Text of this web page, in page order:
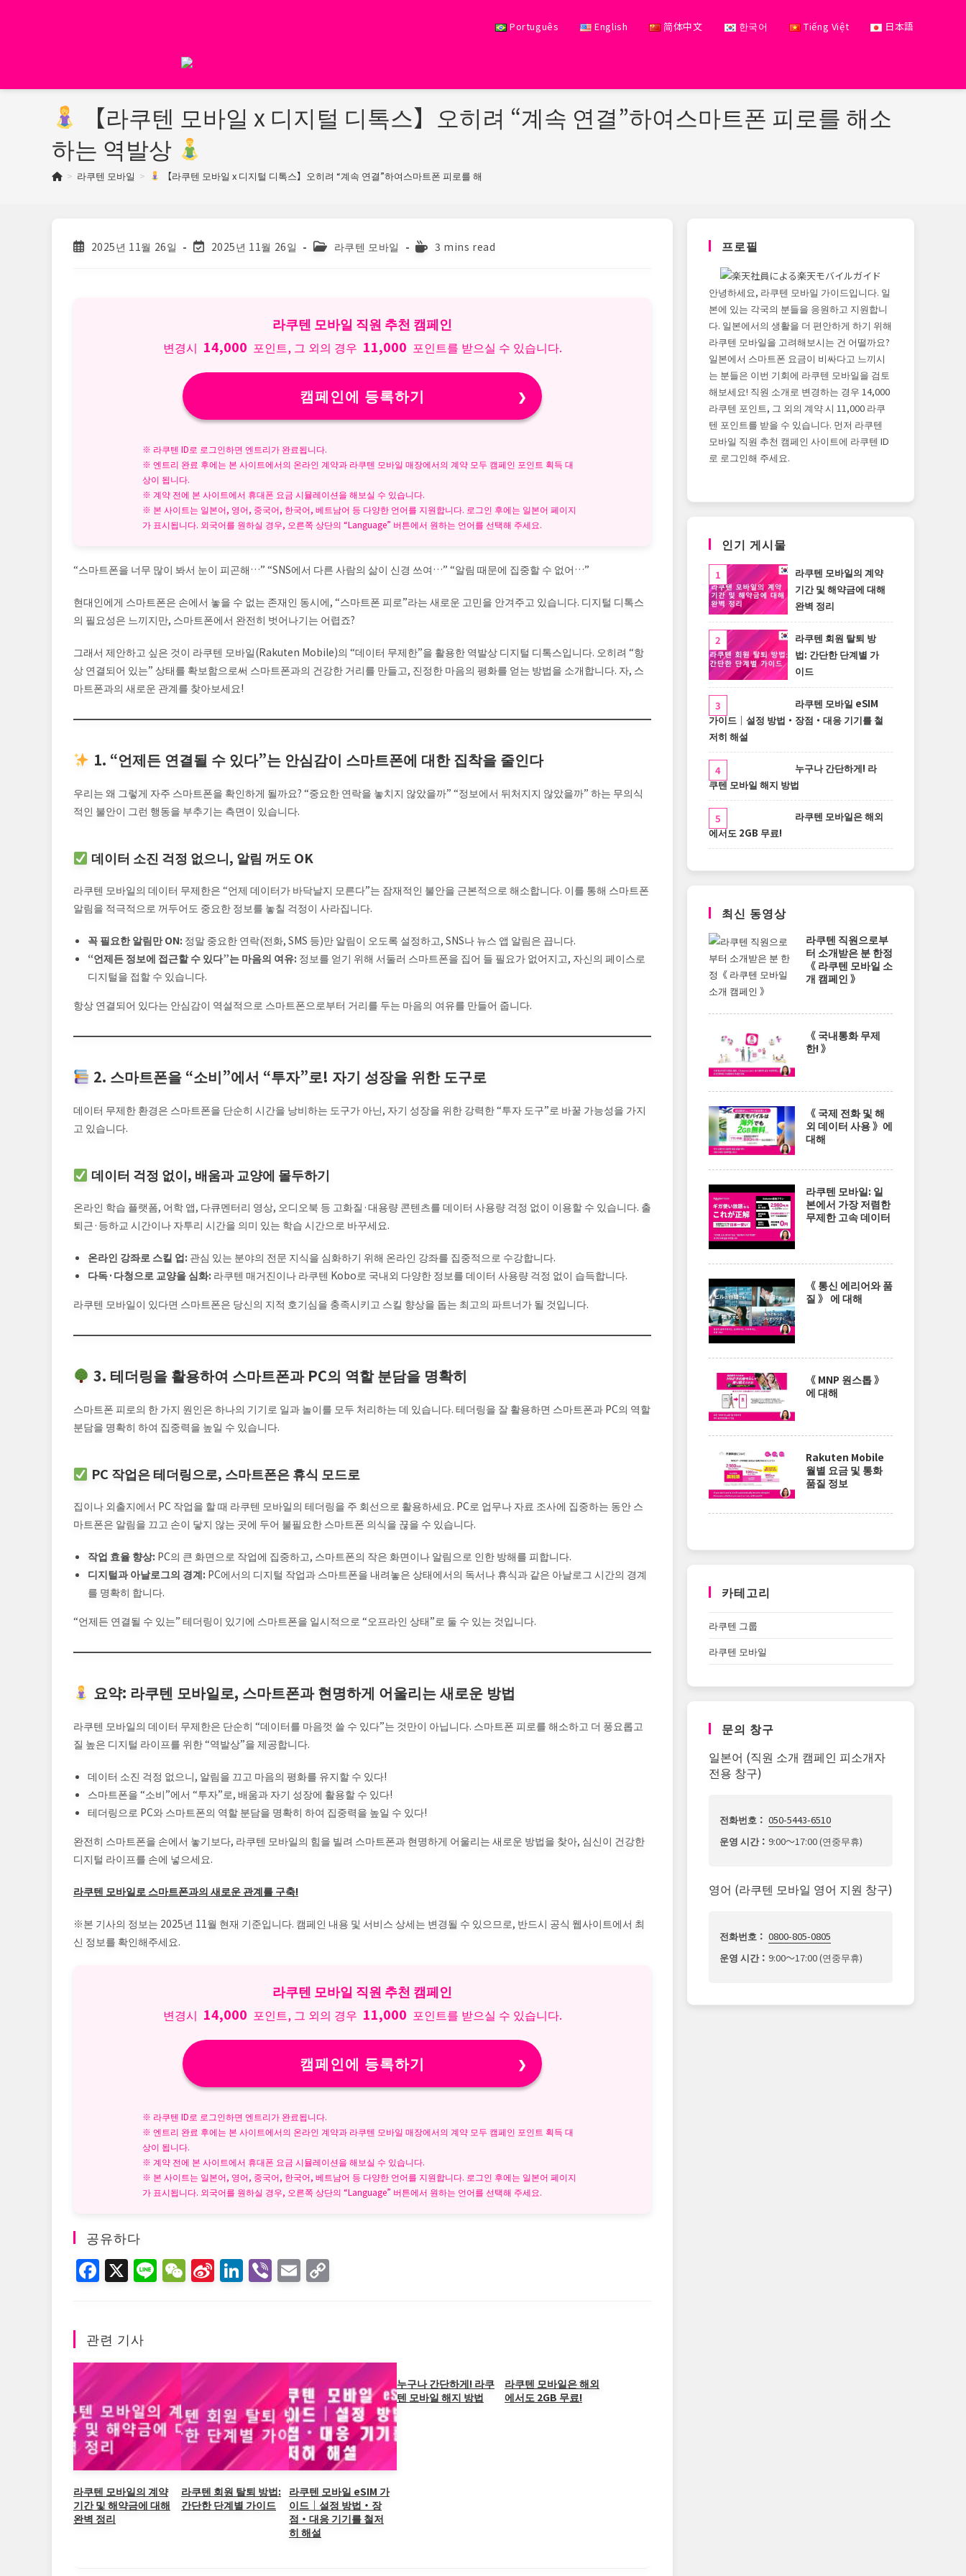
Português English 简体中文 한국어 Tiếng Việt 日本語
【라쿠텐 모바일 x 디지털 디톡스】오히려 “계속 연결”하여스마트폰 피로를 해소
하는 역발상
> 라쿠텐 모바일 > 【라쿠텐 모바일 x 디지털 디톡스】오히려 “계속 연결”하여스마트폰 피로를 해소하는 역발상
Post2025년 11월 26일
Post2025년 11월 26일
Post라쿠텐 모바일
Reading
3 mins read
라쿠텐 모바일 직원 추천 캠페인
변경시 14,000 포인트, 그 외의 경우 11,000 포인트를 받으실 수 있습니다.
캠페인에 등록하기
※ 라쿠텐 ID로 로그인하면 엔트리가 완료됩니다.
※ 엔트리 완료 후에는 본 사이트에서의 온라인 계약과 라쿠텐 모바일 매장에서의 계약 모두 캠페인 포인트 획득 대
상이 됩니다.
※ 계약 전에 본 사이트에서 휴대폰 요금 시뮬레이션을 해보실 수 있습니다.
※ 본 사이트는 일본어, 영어, 중국어, 한국어, 베트남어 등 다양한 언어를 지원합니다. 로그인 후에는 일본어 페이지
가 표시됩니다. 외국어를 원하실 경우, 오른쪽 상단의 “Language” 버튼에서 원하는 언어를 선택해 주세요.
“스마트폰을 너무 많이 봐서 눈이 피곤해…” “SNS에서 다른 사람의 삶이 신경 쓰여…” “알림 때문에 집중할 수 없어…”
현대인에게 스마트폰은 손에서 놓을 수 없는 존재인 동시에, “스마트폰 피로”라는 새로운 고민을 안겨주고 있습니다. 디지털 디톡스
의 필요성은 느끼지만, 스마트폰에서 완전히 벗어나기는 어렵죠?
그래서 제안하고 싶은 것이 라쿠텐 모바일(Rakuten Mobile)의 “데이터 무제한”을 활용한 역발상 디지털 디톡스입니다. 오히려 “항
상 연결되어 있는” 상태를 확보함으로써 스마트폰과의 건강한 거리를 만들고, 진정한 마음의 평화를 얻는 방법을 소개합니다. 자, 스
마트폰과의 새로운 관계를 찾아보세요!
1. “언제든 연결될 수 있다”는 안심감이 스마트폰에 대한 집착을 줄인다
우리는 왜 그렇게 자주 스마트폰을 확인하게 될까요? “중요한 연락을 놓치지 않았을까” “정보에서 뒤처지지 않았을까” 하는 무의식
적인 불안이 그런 행동을 부추기는 측면이 있습니다.
데이터 소진 걱정 없으니, 알림 꺼도 OK
라쿠텐 모바일의 데이터 무제한은 “언제 데이터가 바닥날지 모른다”는 잠재적인 불안을 근본적으로 해소합니다. 이를 통해 스마트폰
알림을 적극적으로 꺼두어도 중요한 정보를 놓칠 걱정이 사라집니다.
꼭 필요한 알림만 ON: 정말 중요한 연락(전화, SMS 등)만 알림이 오도록 설정하고, SNS나 뉴스 앱 알림은 끕니다.
“언제든 정보에 접근할 수 있다”는 마음의 여유: 정보를 얻기 위해 서둘러 스마트폰을 집어 들 필요가 없어지고, 자신의 페이스로
디지털을 접할 수 있습니다.
항상 연결되어 있다는 안심감이 역설적으로 스마트폰으로부터 거리를 두는 마음의 여유를 만들어 줍니다.
2. 스마트폰을 “소비”에서 “투자”로! 자기 성장을 위한 도구로
데이터 무제한 환경은 스마트폰을 단순히 시간을 낭비하는 도구가 아닌, 자기 성장을 위한 강력한 “투자 도구”로 바꿀 가능성을 가지
고 있습니다.
데이터 걱정 없이, 배움과 교양에 몰두하기
온라인 학습 플랫폼, 어학 앱, 다큐멘터리 영상, 오디오북 등 고화질·대용량 콘텐츠를 데이터 사용량 걱정 없이 이용할 수 있습니다. 출
퇴근·등하교 시간이나 자투리 시간을 의미 있는 학습 시간으로 바꾸세요.
온라인 강좌로 스킬 업: 관심 있는 분야의 전문 지식을 심화하기 위해 온라인 강좌를 집중적으로 수강합니다.
다독·다청으로 교양을 심화: 라쿠텐 매거진이나 라쿠텐 Kobo로 국내외 다양한 정보를 데이터 사용량 걱정 없이 습득합니다.
라쿠텐 모바일이 있다면 스마트폰은 당신의 지적 호기심을 충족시키고 스킬 향상을 돕는 최고의 파트너가 될 것입니다.
3. 테더링을 활용하여 스마트폰과 PC의 역할 분담을 명확히
스마트폰 피로의 한 가지 원인은 하나의 기기로 일과 놀이를 모두 처리하는 데 있습니다. 테더링을 잘 활용하면 스마트폰과 PC의 역할
분담을 명확히 하여 집중력을 높일 수 있습니다.
PC 작업은 테더링으로, 스마트폰은 휴식 모드로
집이나 외출지에서 PC 작업을 할 때 라쿠텐 모바일의 테더링을 주 회선으로 활용하세요. PC로 업무나 자료 조사에 집중하는 동안 스
마트폰은 알림을 끄고 손이 닿지 않는 곳에 두어 불필요한 스마트폰 의식을 끊을 수 있습니다.
작업 효율 향상: PC의 큰 화면으로 작업에 집중하고, 스마트폰의 작은 화면이나 알림으로 인한 방해를 피합니다.
디지털과 아날로그의 경계: PC에서의 디지털 작업과 스마트폰을 내려놓은 상태에서의 독서나 휴식과 같은 아날로그 시간의 경계
를 명확히 합니다.
“언제든 연결될 수 있는” 테더링이 있기에 스마트폰을 일시적으로 “오프라인 상태”로 둘 수 있는 것입니다.
요약: 라쿠텐 모바일로, 스마트폰과 현명하게 어울리는 새로운 방법
라쿠텐 모바일의 데이터 무제한은 단순히 “데이터를 마음껏 쓸 수 있다”는 것만이 아닙니다. 스마트폰 피로를 해소하고 더 풍요롭고
질 높은 디지털 라이프를 위한 “역발상”을 제공합니다.
데이터 소진 걱정 없으니, 알림을 끄고 마음의 평화를 유지할 수 있다!
스마트폰을 “소비”에서 “투자”로, 배움과 자기 성장에 활용할 수 있다!
테더링으로 PC와 스마트폰의 역할 분담을 명확히 하여 집중력을 높일 수 있다!
완전히 스마트폰을 손에서 놓기보다, 라쿠텐 모바일의 힘을 빌려 스마트폰과 현명하게 어울리는 새로운 방법을 찾아, 심신이 건강한
디지털 라이프를 손에 넣으세요.
라쿠텐 모바일로 스마트폰과의 새로운 관계를 구축!
※본 기사의 정보는 2025년 11월 현재 기준입니다. 캠페인 내용 및 서비스 상세는 변경될 수 있으므로, 반드시 공식 웹사이트에서 최
신 정보를 확인해주세요.
라쿠텐 모바일 직원 추천 캠페인
변경시 14,000 포인트, 그 외의 경우 11,000 포인트를 받으실 수 있습니다.
캠페인에 등록하기
※ 라쿠텐 ID로 로그인하면 엔트리가 완료됩니다.
※ 엔트리 완료 후에는 본 사이트에서의 온라인 계약과 라쿠텐 모바일 매장에서의 계약 모두 캠페인 포인트 획득 대
상이 됩니다.
※ 계약 전에 본 사이트에서 휴대폰 요금 시뮬레이션을 해보실 수 있습니다.
※ 본 사이트는 일본어, 영어, 중국어, 한국어, 베트남어 등 다양한 언어를 지원합니다. 로그인 후에는 일본어 페이지
가 표시됩니다. 외국어를 원하실 경우, 오른쪽 상단의 “Language” 버튼에서 원하는 언어를 선택해 주세요.
공유하다
F
e
b
o
k
X Li W
at
Si
ei
b
o
Li
dI
n
Vi E
Li
n
k
관련 기사
라쿠텐 모바일의 계약
기간 및 해약금에 대해
완벽 정리
라쿠텐 회원 탈퇴 방법:
간단한 단계별 가이드
라쿠텐 모바일 eSIM 가
이드｜설정 방법・장
점・대응 기기를 철저
히 해설
누구나 간단하게! 라쿠
텐 모바일 해지 방법
라쿠텐 모바일은 해외
에서도 2GB 무료!
프로필
안녕하세요, 라쿠텐 모바일 가이드입니다. 일
본에 있는 각국의 분들을 응원하고 지원합니
다. 일본에서의 생활을 더 편안하게 하기 위해
라쿠텐 모바일을 고려해보시는 건 어떨까요?
일본에서 스마트폰 요금이 비싸다고 느끼시
는 분들은 이번 기회에 라쿠텐 모바일을 검토
해보세요! 직원 소개로 변경하는 경우 14,000
라쿠텐 포인트, 그 외의 계약 시 11,000 라쿠
텐 포인트를 받을 수 있습니다. 먼저 라쿠텐
모바일 직원 추천 캠페인 사이트에 라쿠텐 ID
로 로그인해 주세요.
인기 게시물
라쿠텐 모바일의 계약
기간 및 해약금에 대해
완벽 정리
라쿠텐 회원 탈퇴 방
법: 간단한 단계별 가
이드
라쿠텐 모바일 eSIM
가이드｜설정 방법・장점・대응 기기를 철
저히 해설
누구나 간단하게! 라
쿠텐 모바일 해지 방법
라쿠텐 모바일은 해외
에서도 2GB 무료!
최신 동영상
라쿠텐 직원으로부
터 소개받은 분 한정
《 라쿠텐 모바일 소
개 캠페인 》
《 국내통화 무제
한! 》
《 국제 전화 및 해
외 데이터 사용 》에
대해
라쿠텐 모바일: 일
본에서 가장 저렴한
무제한 고속 데이터
《 통신 에리어와 품
질 》 에 대해
《 MNP 원스톱 》
에 대해
Rakuten Mobile
월별 요금 및 통화
품질 정보
카테고리
라쿠텐 그룹
라쿠텐 모바일
문의 창구
일본어 (직원 소개 캠페인 피소개자
전용 창구)
전화번호： 050-5443-6510
운영 시간： 9:00～17:00 (연중무휴)
영어 (라쿠텐 모바일 영어 지원 창구)
전화번호： 0800-805-0805
운영 시간： 9:00～17:00 (연중무휴)